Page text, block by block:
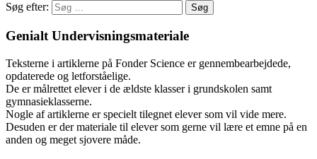
Søg efter:
Genialt Undervisningsmateriale
Teksterne i artiklerne på Fonder Science er gennembearbejdede,
opdaterede og letforståelige.
De er målrettet elever i de ældste klasser i grundskolen samt
gymnasieklasserne.
Nogle af artiklerne er specielt tilegnet elever som vil vide mere.
Desuden er der materiale til elever som gerne vil lære et emne på en
anden og meget sjovere måde.